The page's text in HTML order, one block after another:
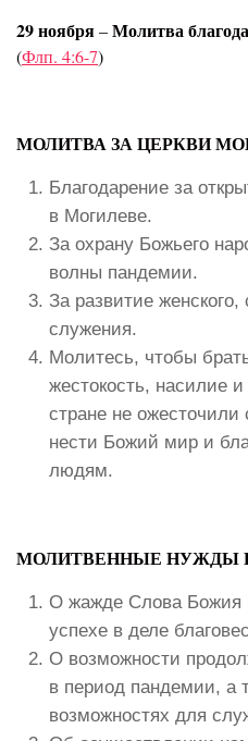
29 ноября–Молитва
(Флп. 4:6-7)
МОЛИТВА ЗА ЦЕРКВИ
Благодарение за
в Могилеве.
За охрану Божьего
волны пандемии.
За развитие
служения.
Молитесь, чтобы
жестокость, насилие
стране не
нести Божий мир и
людям.
МОЛИТВЕННЫЕ НУЖДЫ
О жажде Слова Божия
успехе в деле
О возможности
в период пандемии, а
возможностях для